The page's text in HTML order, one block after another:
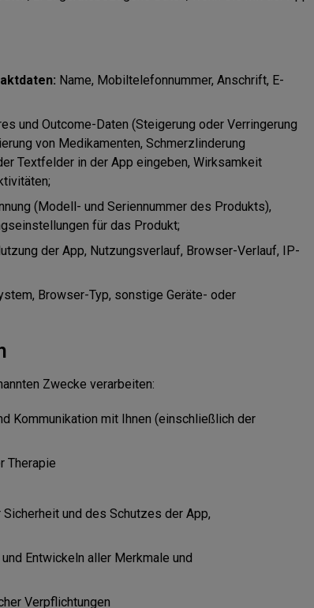
Name, Mobiltelefonnummer, Anschrift, E-
und Outcome-Daten (Steigerung oder Verringerung
von Medikamenten, Schmerzlinderung
Textfelder in der App eingeben, Wirksamkeit
(Modell- und Seriennummer des Produkts),
für das Produkt;
der App, Nutzungsverlauf, Browser-Verlauf, IP-
Browser-Typ, sonstige Geräte- oder
Zwecke verarbeiten:
Kommunikation mit Ihnen (einschließlich der
Therapie
und des Schutzes der App,
Entwickeln aller Merkmale und
Verpflichtungen